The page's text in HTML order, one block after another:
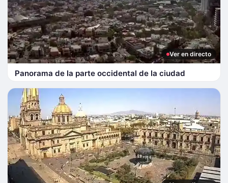
Ver en directo
Panorama de la parte occidental de la ciudad